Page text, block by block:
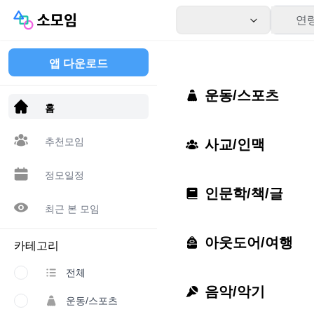
연
앱 다운로드
홈
추천모임
정모일정
최근 본 모임
카테고리
전체
운동/스포츠
운동/스포츠
사교/인맥
인문학/책/글
아웃도어/여행
음악/악기